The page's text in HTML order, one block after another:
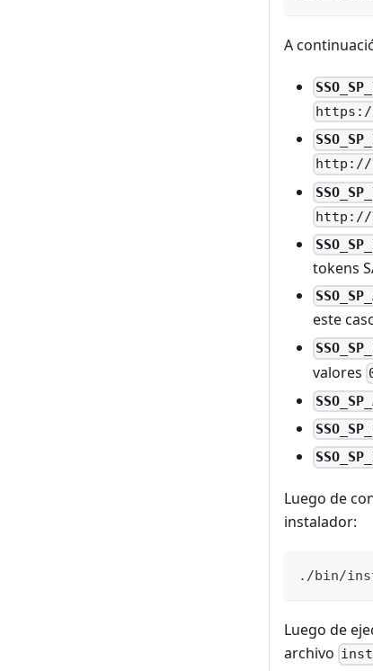
A
https://
http://
http://
tokens
este
valores
Luego de
instalador:
./bin/
Luego de
archivo